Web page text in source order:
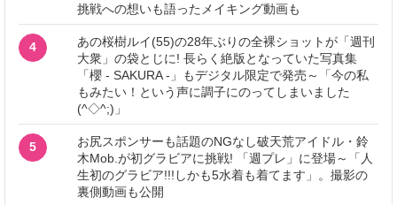
挑戦への想いも語ったメイキング動画も
4
あの桜樹ルイ(55)の28年ぶりの全裸ショットが「週刊
大衆」の袋とじに! 長らく絶版となっていた写真集
「櫻 - SAKURA -」もデジタル限定で発売～「今の私
もみたい！という声に調子にのってしまいました
(^◇^;)」
5
お尻スポンサーも話題のNGなし破天荒アイドル・鈴
木Mob.が初グラビアに挑戦! 「週プレ」に登場～「人
生初のグラビア!!!しかも5水着も着てます」。撮影の
裏側動画も公開